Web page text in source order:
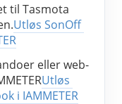
til Tasmota
Utløs SonOff
eller web-
Utløs
i IAMMETER